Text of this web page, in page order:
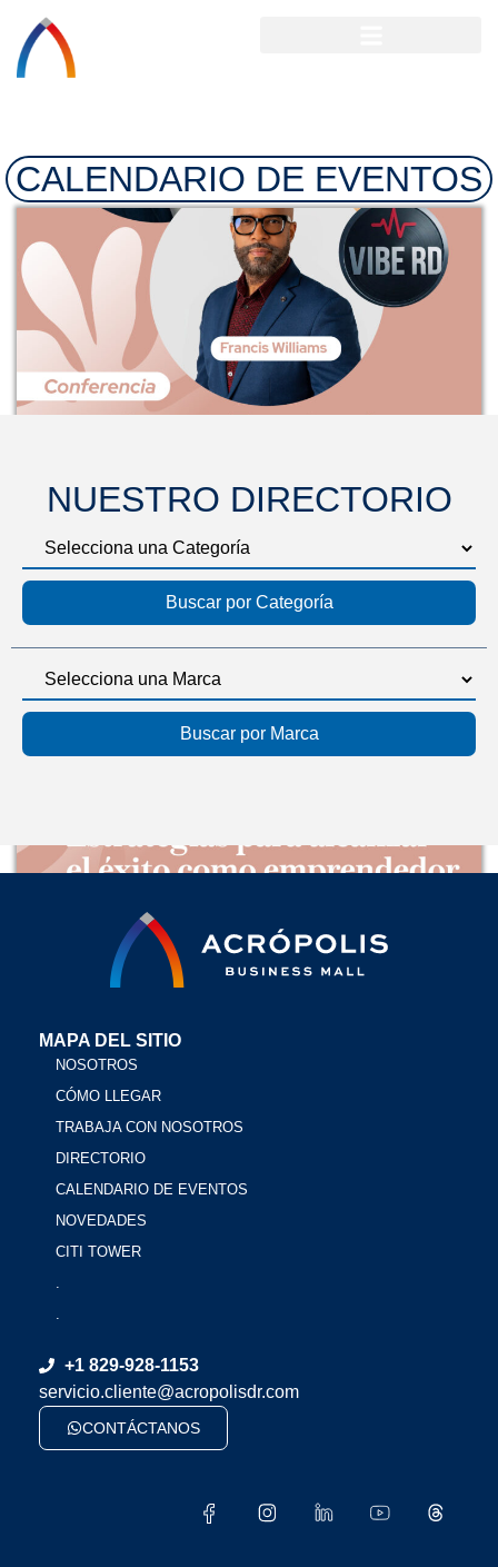
CALENDARIO DE EVENTOS
NUESTRO DIRECTORIO
MAPA DEL SITIO
NOSOTROS
CÓMO LLEGAR
TRABAJA CON NOSOTROS
DIRECTORIO
CALENDARIO DE EVENTOS
NOVEDADES
CITI TOWER
.
.
+1 829-928-1153
servicio.cliente@acropolisdr.com
CONTÁCTANOS